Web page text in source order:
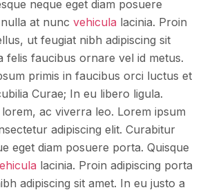
neque eget diam posuere
at nunc vehicula lacinia. Proin
ut feugiat nibh adipiscing sit
felis faucibus ornare vel id metus.
primis in faucibus orci luctus et
Curae; In eu libero ligula.
ac viverra leo. Lorem ipsum
adipiscing elit. Curabitur
eget diam posuere porta. Quisque
lacinia. Proin adipiscing porta
adipiscing sit amet. In eu justo a